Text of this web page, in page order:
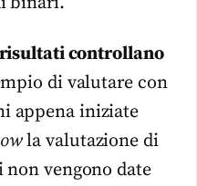
controllano
di valutare con
appena iniziate
la valutazione di
vengono date